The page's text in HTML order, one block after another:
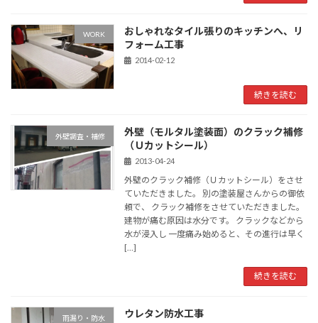
WORK
おしゃれなタイル張りのキッチンへ、リ
フォーム工事
2014-02-12
続きを読む
外壁調査・補修
外壁（モルタル塗装面）のクラック補修
（Ｕカットシール）
2013-04-24
外壁のクラック補修（Ｕカットシール）をさせ
ていただきました。 別の塗装屋さんからの御依
頼で、 クラック補修をさせていただきました。
建物が痛む原因は水分です。 クラックなどから
水が浸入し 一度痛み始めると、その進行は早く
[…]
続きを読む
雨漏り・防水 ウレタン防水工事